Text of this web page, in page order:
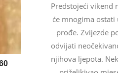
ili
Predstojeći vikend
će mnogima ostati
prođe. Zvijezde
odvijati
njihova ljepota.